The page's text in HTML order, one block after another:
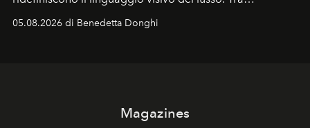
protagonisti del cinema, volti della cultura
contemporanea e storytelling d'autore, le maison
05.08.2026 di Benedetta Donghi
Magazines